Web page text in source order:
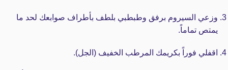
وزعي السيروم برفق وطبطبي بلطف بأطراف صوابعك لحد ما
يمتص تماماً.
اقفلي فوراً بكريمك المرطب الخفيف (الجل).